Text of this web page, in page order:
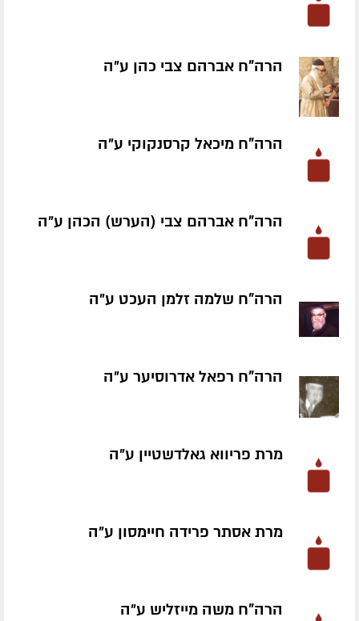
הרה"ח אברהם צבי כהן ע״ה
הרה"ח מיכאל קרסנקוקי ע״ה
הרה"ח אברהם צבי (הערש) הכהן ע״ה
הרה"ח שלמה זלמן העכט ע״ה
הרה"ח רפאל אדרוסיער ע״ה
מרת פריווא גאלדשטיין ע״ה
מרת אסתר פרידה חיימסון ע״ה
הרה"ח משה מייזליש ע״ה